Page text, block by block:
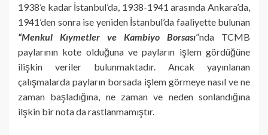
1938’e kadar İstanbul’da, 1938-1941 arasında Ankara’da,
1941’den sonra ise yeniden İstanbul’da faaliyette bulunan
“Menkul Kıymetler ve Kambiyo Borsası”nda TCMB
paylarının kote olduğuna ve payların işlem gördüğüne
ilişkin veriler bulunmaktadır. Ancak yayınlanan
çalışmalarda payların borsada işlem görmeye nasıl ve ne
zaman başladığına, ne zaman ve neden sonlandığına
ilşkin bir nota da rastlanmamıştır.